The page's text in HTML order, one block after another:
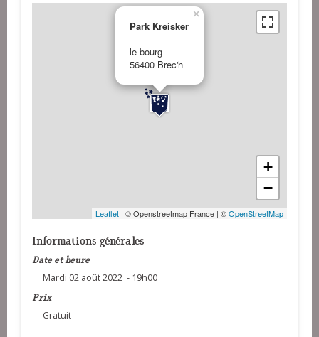
Park Kreisker
le bourg
56400 Brec'h
×
+
−
Leaflet | © Openstreetmap France | ©OpenStreetMap
Informations générales
Date et heure
Mardi 02 août 2022 - 19h00
Prix
Gratuit